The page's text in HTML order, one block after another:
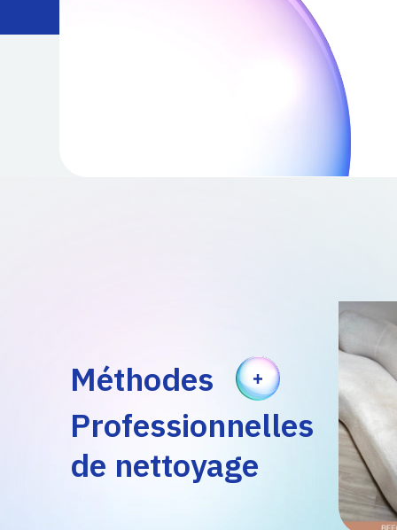
Méthodes
Professionnelles
de nettoyage